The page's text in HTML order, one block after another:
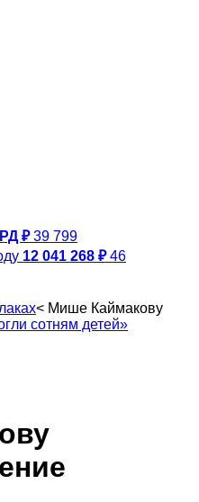
₽ 39 799
12 041 268 ₽ 46
< Мише Каймакову
сотням детей»